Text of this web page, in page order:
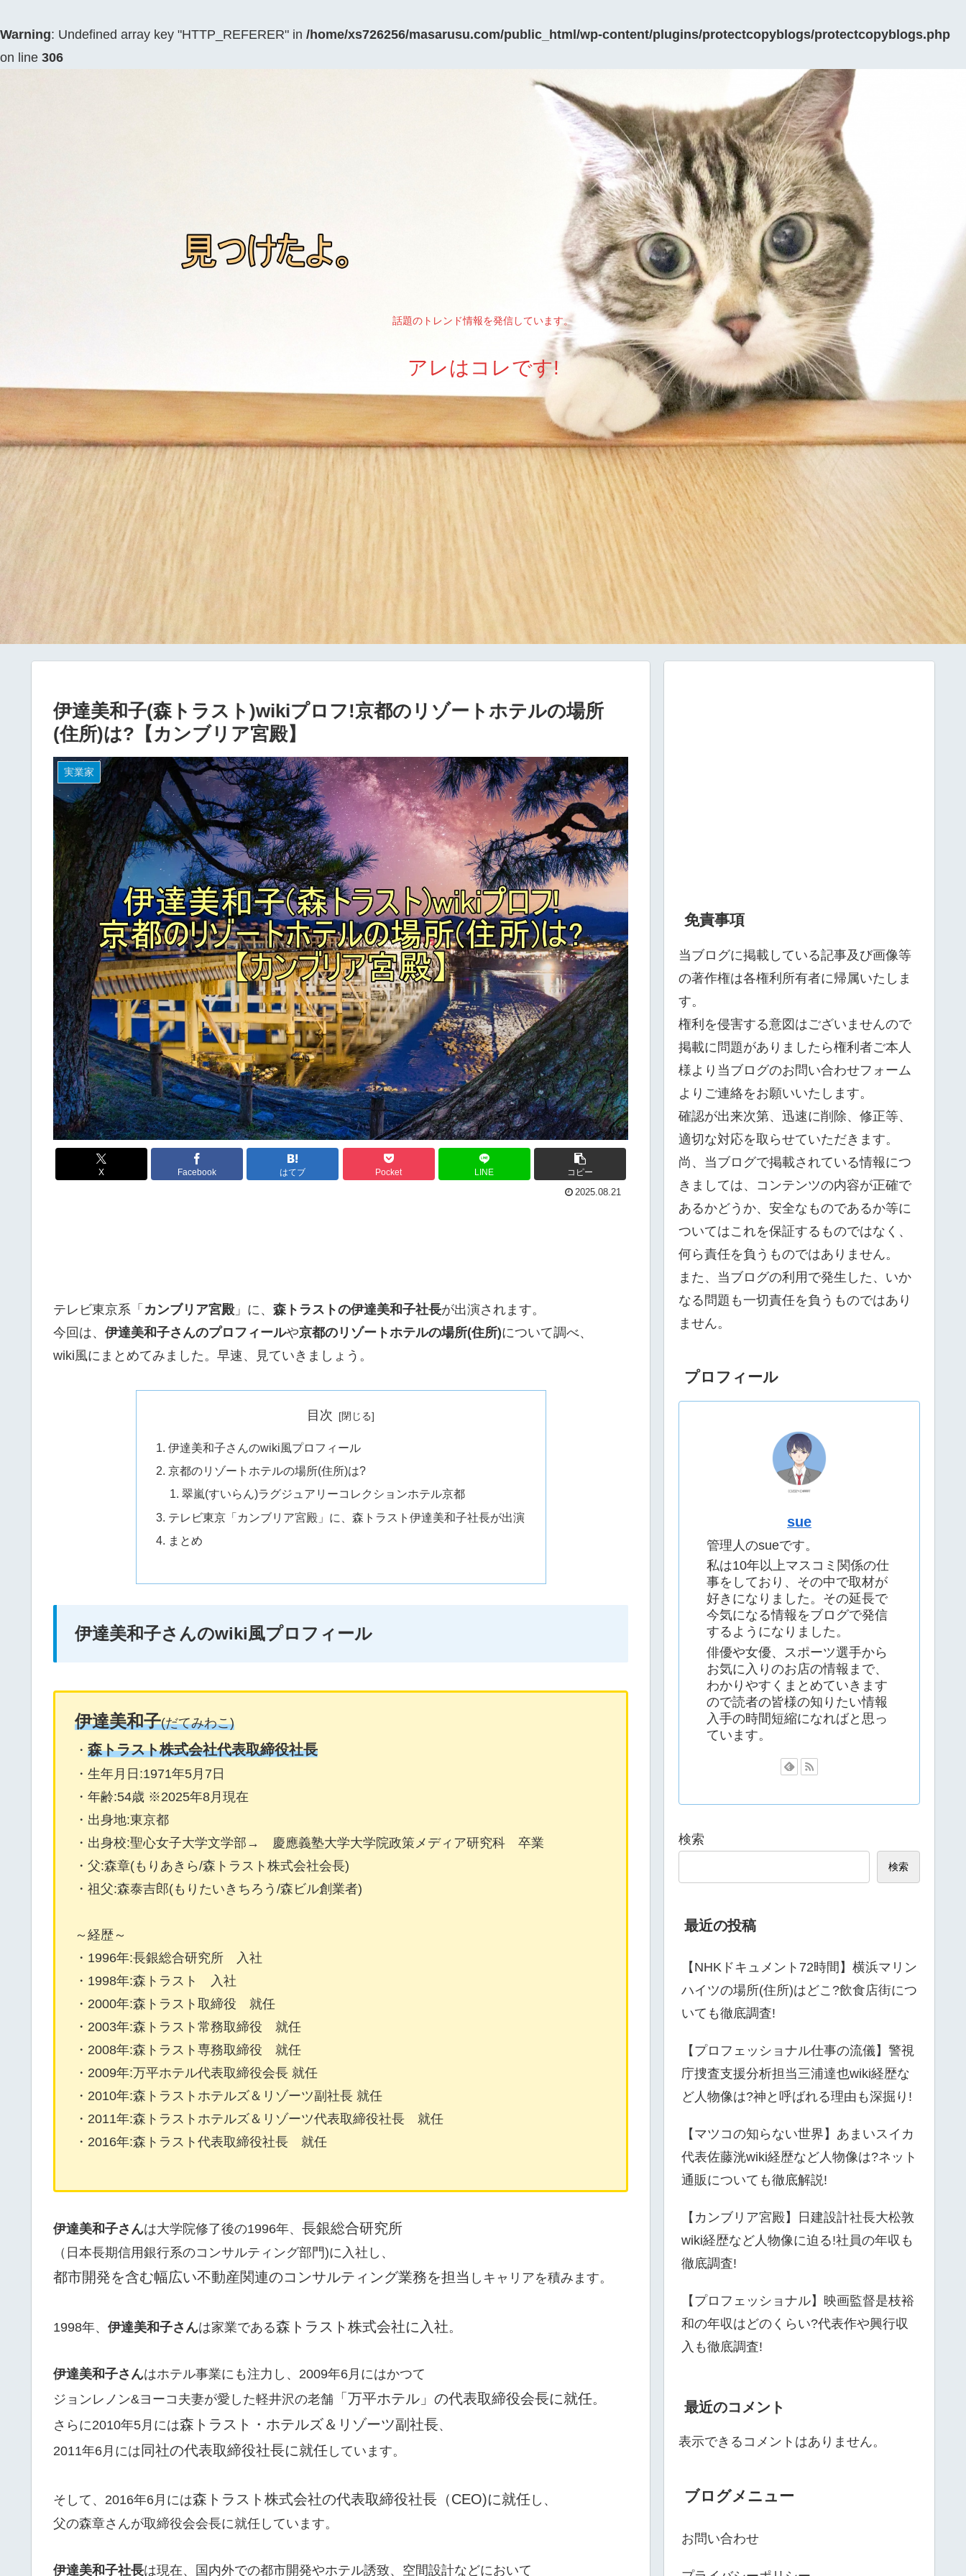
Warning: Undefined array key "HTTP_REFERER" in /home/xs726256/masarusu.com/public_html/wp-content/plugins/protectcopyblogs/protectcopyblogs.php
on line 306
話題のトレンド情報を発信しています。
アレはコレです!
伊達美和子(森トラスト)wikiプロフ!京都のリゾートホテルの場所
(住所)は?【カンブリア宮殿】
実業家
X Facebook はてブ Pocket LINE コピー
2025.08.21
テレビ東京系「 カンブリア宮殿」に、 森トラストの伊達美和子社長が出演されます。
今回は、 伊達美和子さんのプロフィールや京都のリゾートホテルの場所(住所)について調べ、
wiki風にまとめてみました。早速、見ていきましょう。
目次
伊達美和子さんのwiki風プロフィール
京都のリゾートホテルの場所(住所)は?
翠嵐(すいらん)ラグジュアリーコレクションホテル京都
テレビ東京「カンブリア宮殿」に、森トラスト伊達美和子社長が出演
まとめ
伊達美和子さんのwiki風プロフィール
伊達美和子(だてみわこ)
・ 森トラスト株式会社代表取締役社長
・生年月日:1971年5月7日
・年齢:54歳 ※2025年8月現在
・出身地:東京都
・出身校:聖心女子大学文学部→ 慶應義塾大学大学院政策メディア研究科 卒業
・父:森章(もりあきら/森トラスト株式会社会長)
・祖父:森泰吉郎(もりたいきちろう/森ビル創業者)
～経歴～
・1996年:長銀総合研究所 入社
・1998年:森トラスト 入社
・2000年:森トラスト取締役 就任
・2003年:森トラスト常務取締役 就任
・2008年:森トラスト専務取締役 就任
・2009年:万平ホテル代表取締役会長 就任
・2010年:森トラストホテルズ＆リゾーツ副社長 就任
・2011年:森トラストホテルズ＆リゾーツ代表取締役社長 就任
・2016年:森トラスト代表取締役社長 就任
伊達美和子さんは大学院修了後の1996年、 長銀総合研究所
（日本長期信用銀行系のコンサルティング部門)に入社し、
都市開発を含む幅広い不動産関連のコンサルティング業務を担当 しキャリアを積みます。
1998年、 伊達美和子さんは家業である森トラスト株式会社に入社。
伊達美和子さんはホテル事業にも注力し、2009年6月にはかつて
ジョンレノン&ヨーコ夫妻が愛した軽井沢の老舗 「万平ホテル」の代表取締役会長に就任。
さらに2010年5月には森トラスト・ホテルズ＆リゾーツ副社長、
2011年6月には 同社の代表取締役社長に就任 しています。
そして、2016年6月には森トラスト株式会社の代表取締役社長（CEO)に就任 し、
父の森章さんが取締役会会長に就任しています。
伊達美和子社長は現在、国内外での都市開発やホテル誘致、空間設計などにおいて
免責事項
当ブログに掲載している記事及び画像等
の著作権は各権利所有者に帰属いたしま
す。
権利を侵害する意図はございませんので
掲載に問題がありましたら権利者ご本人
様より当ブログのお問い合わせフォーム
よりご連絡をお願いいたします。
確認が出来次第、迅速に削除、修正等、
適切な対応を取らせていただきます。
尚、当ブログで掲載されている情報につ
きましては、コンテンツの内容が正確で
あるかどうか、安全なものであるか等に
ついてはこれを保証するものではなく、
何ら責任を負うものではありません。
また、当ブログの利用で発生した、いか
なる問題も一切責任を負うものではあり
ません。
プロフィール
sue
管理人のsueです。
私は10年以上マスコミ関係の仕
事をしており、その中で取材が
好きになりました。その延長で
今気になる情報をブログで発信
するようになりました。
俳優や女優、スポーツ選手から
お気に入りのお店の情報まで、
わかりやすくまとめていきます
ので読者の皆様の知りたい情報
入手の時間短縮になればと思っ
ています。
検索
検索
最近の投稿
【NHKドキュメント72時間】横浜マリン
ハイツの場所(住所)はどこ?飲食店街につ
いても徹底調査!
【プロフェッショナル仕事の流儀】警視
庁捜査支援分析担当三浦達也wiki経歴な
ど人物像は?神と呼ばれる理由も深掘り!
【マツコの知らない世界】あまいスイカ
代表佐藤洸wiki経歴など人物像は?ネット
通販についても徹底解説!
【カンブリア宮殿】日建設計社長大松敦
wiki経歴など人物像に迫る!社員の年収も
徹底調査!
【プロフェッショナル】映画監督是枝裕
和の年収はどのくらい?代表作や興行収
入も徹底調査!
最近のコメント
表示できるコメントはありません。
ブログメニュー
お問い合わせ